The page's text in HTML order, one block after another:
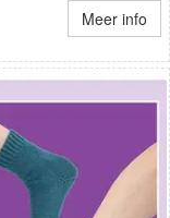
Meer info